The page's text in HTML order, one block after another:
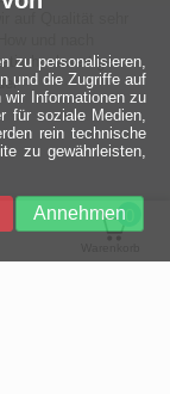
auf Qualität sehr
und nach
hochwertige
0
Ein halbes
Jahrhundert
technologische
zu personalisieren,
und die Zugriffe auf
wir Informationen zu
für soziale Medien,
rein technische
zu gewährleisten,
Annehmen